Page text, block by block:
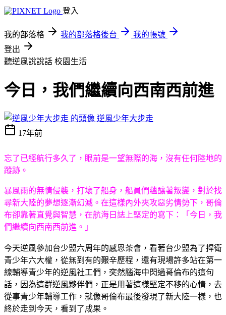
登入
我的部落格 我的部落格後台
我的帳號
登出
聽逆風說說話 校園生活
今日，我們繼續向西南西前進
逆風少年大步走
17年前
忘了已經航行多久了，眼前是一望無際的海，沒有任何陸地的
蹤跡。
暴風雨的無情侵襲，打壞了船身，船員們蘊釀著叛變，對於找
尋新大陸的夢想逐漸幻滅。在這樣內外夾攻惡劣情勢下，哥倫
布卻靠著直覺與智慧，在航海日誌上堅定的寫下：「今日，我
們繼續向西南西前進。」
今天逆風參加台少盟六周年的感恩茶會，看著台少盟為了捍衛
青少年六大權，從無到有的艱辛歷程，還有現場許多站在第一
線輔導青少年的逆風社工們，突然腦海中閃過哥倫布的這句
話，因為這群逆風夥伴們，正是用著這樣堅定不移的心情，去
從事青少年輔導工作，就像哥倫布最後發現了新大陸一樣，也
終於走到今天，看到了成果。